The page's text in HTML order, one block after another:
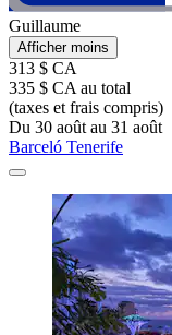
Guillaume
Afficher moins
313 $ CA
335 $ CA au total
(taxes et frais compris)
Du 30 août au 31 août
Barceló Tenerife